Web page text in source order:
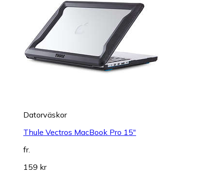
Datorväskor
Thule Vectros MacBook Pro 15"
fr.
159 kr